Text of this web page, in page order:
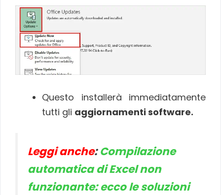
Questo installerà immediatamente
tutti gli aggiornamenti software.
Leggi anche:Compilazione
automatica di Excel non
funzionante: ecco le soluzioni